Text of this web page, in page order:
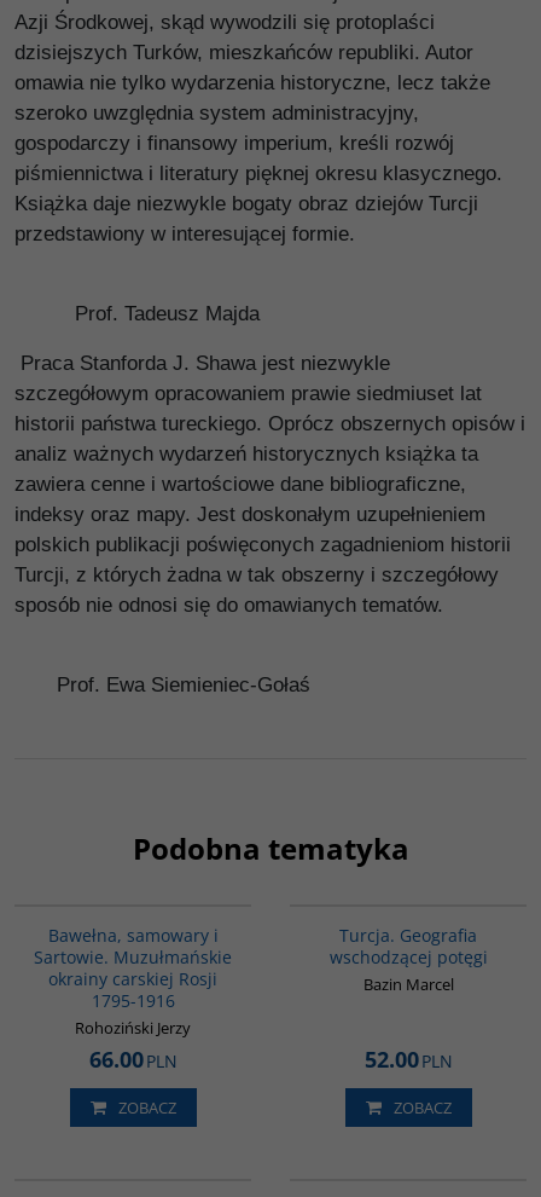
Azji Środkowej, skąd wywodzili się protoplaści
dzisiejszych Turków, mieszkańców republiki. Autor
omawia nie tylko wydarzenia historyczne, lecz także
szeroko uwzględnia system administracyjny,
gospodarczy i finansowy imperium, kreśli rozwój
piśmiennictwa i literatury pięknej okresu klasycznego.
Książka daje niezwykle bogaty obraz dziejów Turcji
przedstawiony w interesującej formie.
Prof. Tadeusz Majda
Praca Stanforda J. Shawa jest niezwykle
szczegółowym opracowaniem prawie siedmiuset lat
historii państwa tureckiego. Oprócz obszernych opisów i
analiz ważnych wydarzeń historycznych książka ta
zawiera cenne i wartościowe dane bibliograficzne,
indeksy oraz mapy. Jest doskonałym uzupełnieniem
polskich publikacji poświęconych zagadnieniom historii
Turcji, z których żadna w tak obszerny i szczegółowy
sposób nie odnosi się do omawianych tematów.
Prof. Ewa Siemieniec-Gołaś
Podobna tematyka
Bawełna, samowary i
Sartowie. Muzułmańskie
okrainy carskiej Rosji
1795-1916
Rohoziński Jerzy
66.00PLN
ZOBACZ
Turcja. Geografia
wschodzącej potęgi
Bazin Marcel
52.00PLN
ZOBACZ